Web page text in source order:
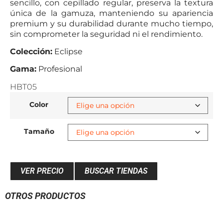
sencillo, con cepillado regular, preserva la textura
única de la gamuza, manteniendo su apariencia
premium y su durabilidad durante mucho tiempo,
sin comprometer la seguridad ni el rendimiento.
Colección: Eclipse
Gama: Profesional
HBT05
Color
Tamaño
VER PRECIO BUSCAR TIENDAS
OTROS PRODUCTOS